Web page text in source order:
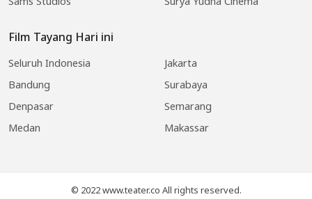
Film Tayang Hari ini
Seluruh Indonesia
Jakarta
Bandung
Surabaya
Denpasar
Semarang
Medan
Makassar
© 2022 www.teater.co All rights reserved.